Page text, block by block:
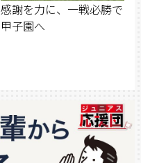
感謝を力に、一戦必勝で
甲子園へ